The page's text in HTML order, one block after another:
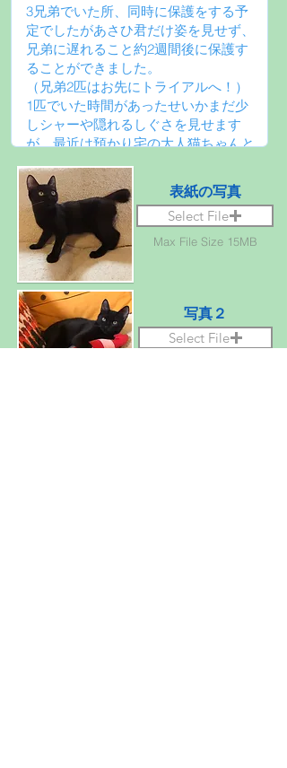
表紙の写真
Select File
Max File Size 15MB
写真２
Select File